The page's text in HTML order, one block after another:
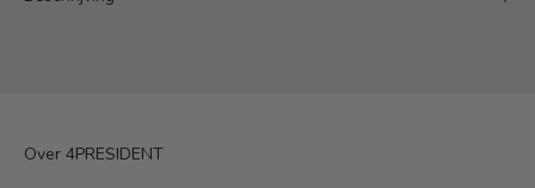
Over 4PRESIDENT